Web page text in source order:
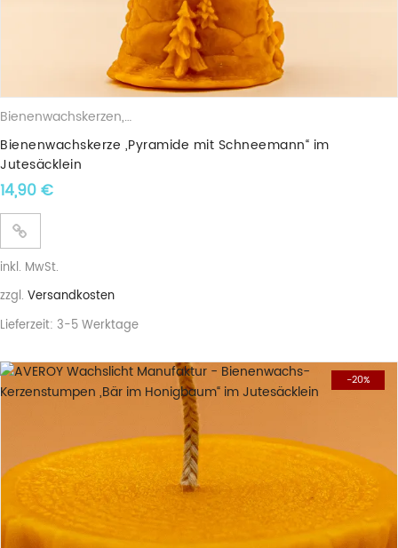
Bienenwachskerzen, Weihnachtskerzen
Bienenwachskerze „Pyramide mit Schneemann“ im
Jutesäcklein
14,90€
inkl. MwSt.
zzgl. Versandkosten
Lieferzeit: 3-5 Werktage
-20%